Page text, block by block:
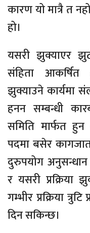
कारण यो मात्रै त
हो।
यसरी झुक्याएर
संहिता आकर्षित
झुक्याउने कार्यमा
हनन सम्बन्धी
समिति मार्फत
पदमा बसेर
दुरुपयोग
र यसरी प्रक्रिया
गम्भीर प्रक्रिया
दिन सकिन्छ।